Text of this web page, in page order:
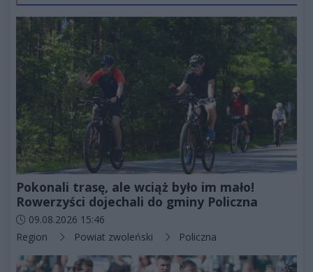
Pokonali trasę, ale wciąż było im mało!
Rowerzyści dojechali do gminy Policzna
Data dodania artykułu:
09.08.2026 15:46
Kategorie artykułu:
Region Powiat zwoleński Policzna